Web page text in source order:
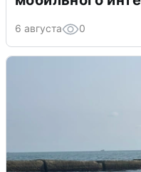
6 августа 0